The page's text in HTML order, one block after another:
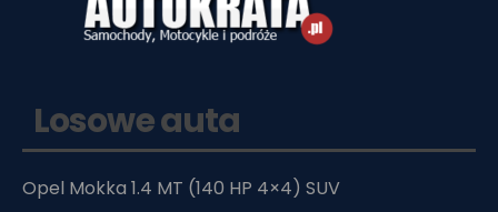
Losowe auta
Opel Mokka 1.4 MT (140 HP 4×4) SUV